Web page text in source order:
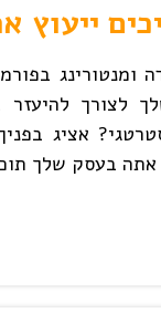
ייעוץ
ומנטורינג
לצורך להיעזר
אציג
אתה בעסק שלך